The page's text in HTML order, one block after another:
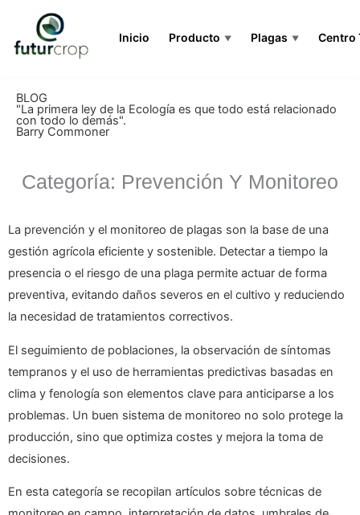
Inicio Producto ▼ Plagas ▼ Centro
BLOG
"La primera ley de la Ecología es que todo está relacionado
con todo lo demás".
Barry Commoner
Categoría: Prevención Y Monitoreo
La prevención y el monitoreo de plagas son la base de una
gestión agrícola eficiente y sostenible. Detectar a tiempo la
presencia o el riesgo de una plaga permite actuar de forma
preventiva, evitando daños severos en el cultivo y reduciendo
la necesidad de tratamientos correctivos.
El seguimiento de poblaciones, la observación de síntomas
tempranos y el uso de herramientas predictivas basadas en
clima y fenología son elementos clave para anticiparse a los
problemas. Un buen sistema de monitoreo no solo protege la
producción, sino que optimiza costes y mejora la toma de
decisiones.
En esta categoría se recopilan artículos sobre técnicas de